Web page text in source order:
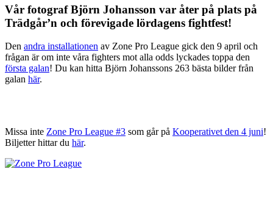
Vår fotograf Björn Johansson var åter på plats på
Trädgår’n och förevigade lördagens fightfest!
Den andra installationen av Zone Pro League gick den 9 april och
frågan är om inte våra fighters mot alla odds lyckades toppa den
första galan! Du kan hitta Björn Johanssons 263 bästa bilder från
galan här.
Missa inte Zone Pro League #3 som går på Kooperativet den 4 juni!
Biljetter hittar du här.